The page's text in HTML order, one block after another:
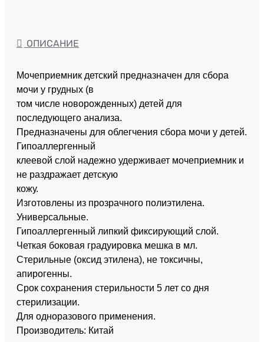
ОПИСАНИЕ
Мочеприемник детский предназначен для сбора
мочи у грудных (в
том числе новорожденных) детей для
последующего анализа.
Предназначены для облегчения сбора мочи у детей.
Гипоаллергенный
клеевой слой надежно удерживает мочеприемник и
не раздражает детскую
кожу.
Изготовлены из прозрачного полиэтилена.
Универсальные.
Гипоаллергенный липкий фиксирующий слой.
Четкая боковая градуировка мешка в мл.
Стерильные (оксид этилена), не токсичны,
апирогенны.
Срок сохранения стерильности 5 лет со дня
стерилизации.
Для одноразового применения.
Производитель: Китай